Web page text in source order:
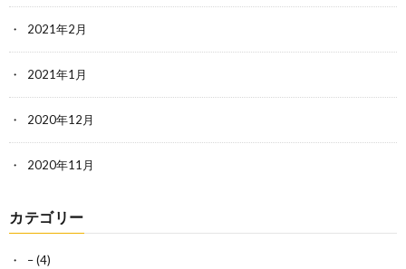
2021年2月
2021年1月
2020年12月
2020年11月
カテゴリー
–(4)